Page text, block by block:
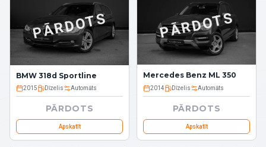
PĀRDOTS
BMW 318d Sportline
2015 Dīzelis Automāts
PĀRDOTS
Apskatīt
PĀRDOTS
Mercedes Benz ML 350
2014 Dīzelis Automāts
PĀRDOTS
Apskatīt